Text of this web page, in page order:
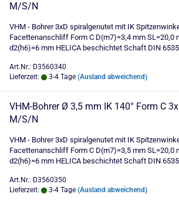
M/S/N
VHM - Bohrer 3xD spiralgenutet mit IK
Facettenanschliff Form C D(m7)=3,4 mm SL=20,0
d2(h6)=6 mm HELICA beschichtet Schaft DIN
Art.Nr.: D3560340
Lieferzeit:
3-4 Tage (Ausland abweichend)
VHM-Bohrer Ø 3,5 mm IK 140° Form C
M/S/N
VHM - Bohrer 3xD spiralgenutet mit IK
Facettenanschliff Form C D(m7)=3,5 mm SL=20,0
d2(h6)=6 mm HELICA beschichtet Schaft DIN
Art.Nr.: D3560350
Lieferzeit:
3-4 Tage (Ausland abweichend)